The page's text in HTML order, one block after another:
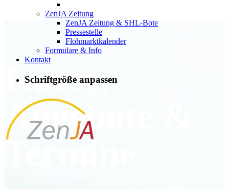
ZenJA Zeitung
ZenJA Zeitung & SHL-Bote
Pressestelle
Flohmarktkalender
Formulare & Info
Kontakt
Schriftgröße anpassen
Kurse,
Angebote &
Termine